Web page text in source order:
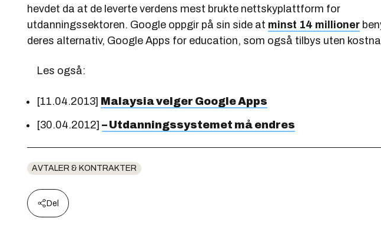
hevdet da at de leverte verdens mest brukte nettskyplattform for
utdanningssektoren. Google oppgir på sin side at minst 14 millioner
deres alternativ, Google Apps for education, som også tilbys uten
Les også:
[11.04.2013] Malaysia velger Google Apps
[30.04.2012] – Utdanningssystemet må endres
AVTALER & KONTRAKTER
Del